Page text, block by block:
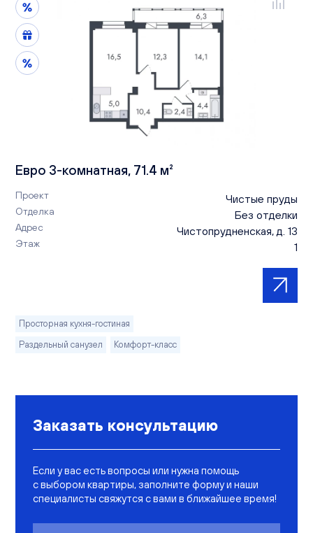
Евро 3-комнатная, 71.4 м²
Проект Чистые пруды
Отделка Без отделки
Адрес Чистопрудненская, д. 13
Этаж 1
Просторная кухня-гостиная
Раздельный санузел
Комфорт-класс
Заказать консультацию
Если у вас есть вопросы или нужна помощь
с выбором квартиры, заполните форму и наши
специалисты свяжутся с вами в ближайшее время!